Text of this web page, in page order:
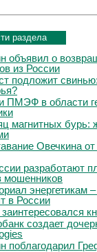
раздела
объявил о
из России
подложит
ПМЭФ в области
магнитных бурь:
Овечкина
разработают
мошенников
энергетикам
в России
создает
поблагодарил